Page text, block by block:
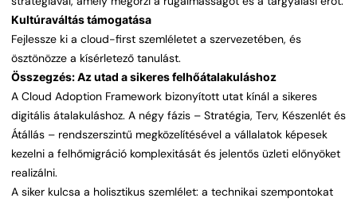
Kultúraváltás támogatása
Fejlessze ki a cloud-first szemléletet a szervezetében, és
ösztönözze a kísérletező tanulást.
Összegzés: Az utad a sikeres felhőátalakuláshoz
A Cloud Adoption Framework bizonyított utat kínál a sikeres
digitális átalakuláshoz. A négy fázis – Stratégia, Terv, Készenlét és
Átállás – rendszerszintű megközelítésével a vállalatok képesek
kezelni a felhőmigráció komplexitását és jelentős üzleti előnyöket
realizálni.
A siker kulcsa a holisztikus szemlélet: a technikai szempontokat